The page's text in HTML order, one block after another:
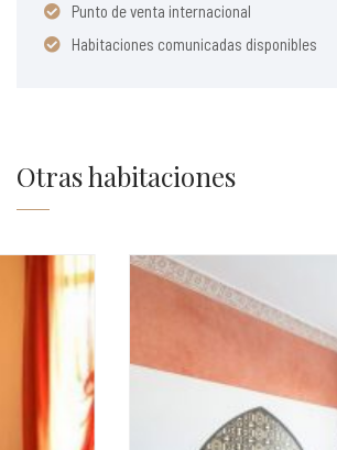
Punto de venta internacional
Habitaciones comunicadas disponibles
Otras habitaciones